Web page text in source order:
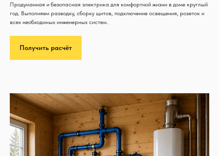
Продуманная и безопасная электрика для комфортной жизни в доме круглый
год. Выполняем разводку, сборку щитов, подключение освещения, розеток и
всех необходимых инженерных систем.
Получить расчёт